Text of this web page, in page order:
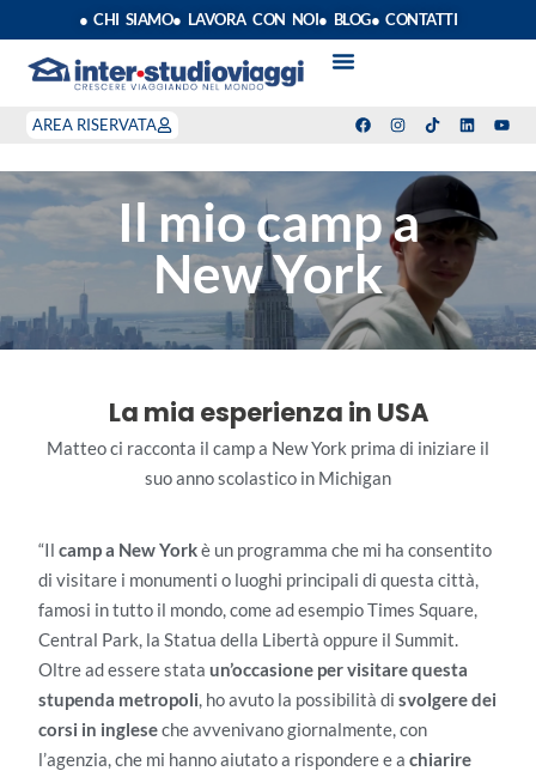
● CHI SIAMO● LAVORA CON NOI● BLOG● CONTATTI
AREA RISERVATA
Il mio camp a
New York
La mia esperienza in USA
Matteo ci racconta il camp a New York prima di iniziare il
suo anno scolastico in Michigan
“Il camp a New Yorkè un programma che mi ha consentito
di visitare i monumenti o luoghi principali di questa città,
famosi in tutto il mondo, come ad esempio Times Square,
Central Park, la Statua della Libertà oppure il Summit.
Oltre ad essere stata un’occasione per visitare questa
stupenda metropoli, ho avuto la possibilità di svolgere dei
corsi in ingleseche avvenivano giornalmente, con
l’agenzia, che mi hanno aiutato a rispondere e a chiarire